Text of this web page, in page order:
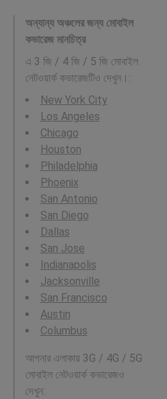
অন্যান্য অঞ্চলের জন্য মোবাইল
কভারেজ মানচিত্র
এ 3 জি / 4 জি / 5 জি মোবাইল
নেটওয়ার্ক কভারেজটিও দেখুন।:
New York City
Los Angeles
Chicago
Houston
Philadelphia
Phoenix
San Antonio
San Diego
Dallas
San Jose
Indianapolis
Jacksonville
San Francisco
Austin
Columbus
আপনার এলাকায় 3G / 4G / 5G
মোবাইল নেটওয়ার্ক কভারেজও
দেখুন: